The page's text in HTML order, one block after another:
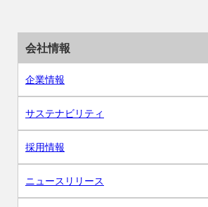
会社情報
企業情報
サステナビリティ
採用情報
ニュースリリース